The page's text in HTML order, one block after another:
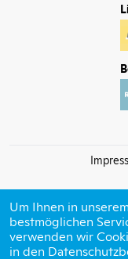
Um Ihnen in
bestmöglichen
verwenden wir
in den